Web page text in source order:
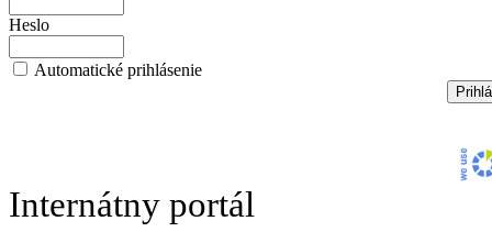
Heslo
Automatické prihlásenie
Internátny portál